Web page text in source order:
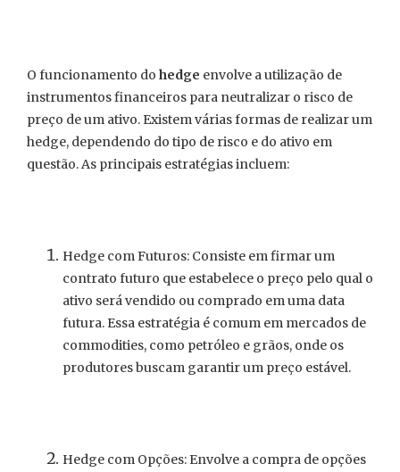
O funcionamento do hedge envolve a utilização de
instrumentos financeiros para neutralizar o risco de
preço de um ativo. Existem várias formas de realizar um
hedge, dependendo do tipo de risco e do ativo em
questão. As principais estratégias incluem:
Hedge com Futuros: Consiste em firmar um
contrato futuro que estabelece o preço pelo qual o
ativo será vendido ou comprado em uma data
futura. Essa estratégia é comum em mercados de
commodities, como petróleo e grãos, onde os
produtores buscam garantir um preço estável.
Hedge com Opções: Envolve a compra de opções